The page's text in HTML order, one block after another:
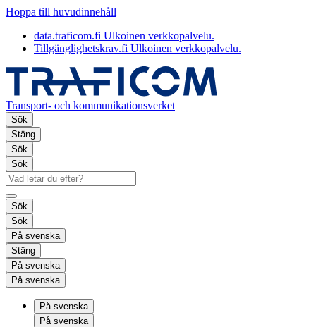
Hoppa till huvudinnehåll
data.traficom.fi Ulkoinen verkkopalvelu.
Tillgänglighetskrav.fi Ulkoinen verkkopalvelu.
Transport- och kommunikationsverket
Sök
Stäng
Sök
Sök
Sök
Sök
På svenska
Stäng
På svenska
På svenska
På svenska
På svenska